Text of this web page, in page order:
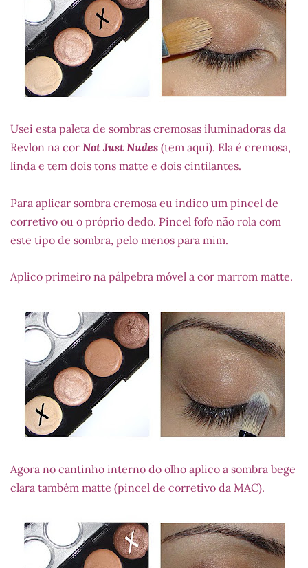
Usei esta paleta de sombras cremosas iluminadoras da
Revlon na cor Not Just Nudes (tem aqui). Ela é cremosa,
linda e tem dois tons matte e dois cintilantes.
Para aplicar sombra cremosa eu indico um pincel de
corretivo ou o próprio dedo. Pincel fofo não rola com
este tipo de sombra, pelo menos para mim.
Aplico primeiro na pálpebra móvel a cor marrom matte.
Agora no cantinho interno do olho aplico a sombra bege
clara também matte (pincel de corretivo da MAC).